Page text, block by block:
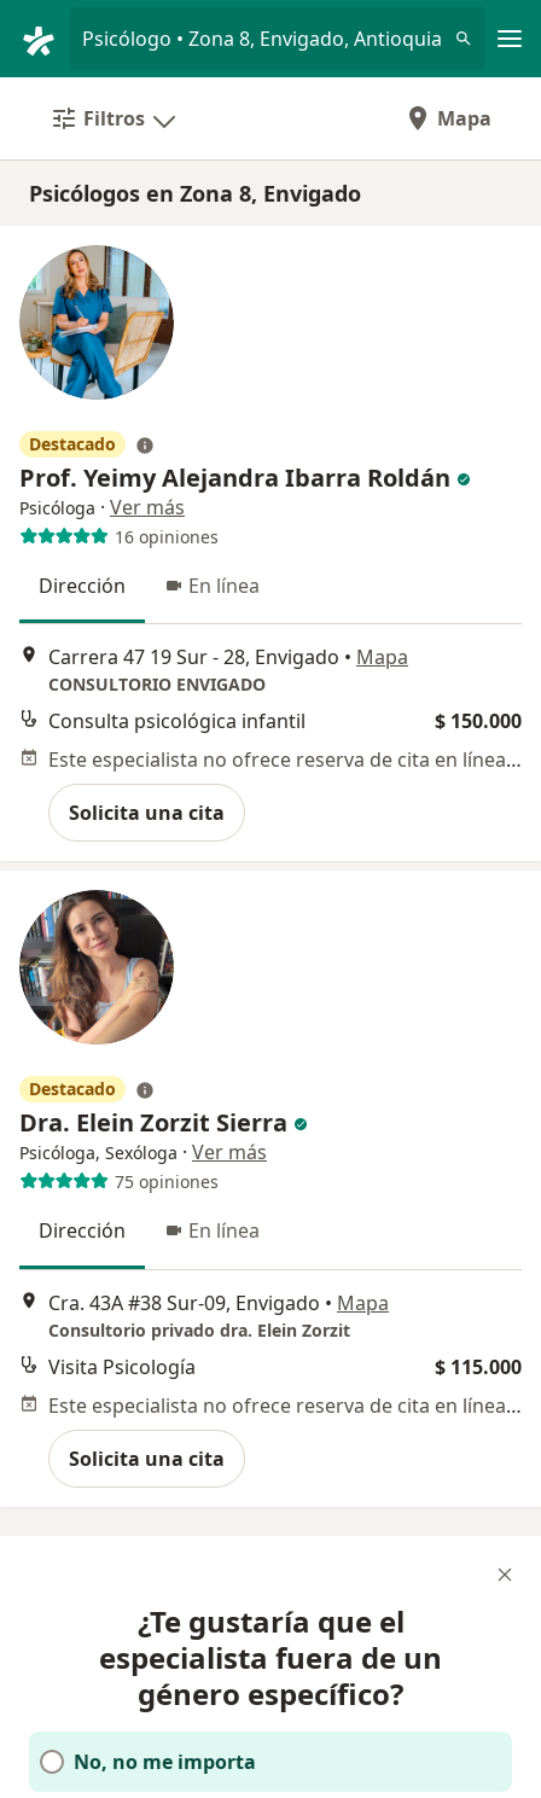
Psicólogo • Zona 8, Envigado, Antioquia
Filtros Mapa
Psicólogos en Zona 8, Envigado
Destacado
Prof. Yeimy Alejandra Ibarra Roldán
Psicóloga · Ver más
16 opiniones
Dirección En línea
Carrera 47 19 Sur - 28, Envigado • Mapa
CONSULTORIO ENVIGADO
Consulta psicológica infantil
$ 150.000
Este especialista no ofrece reserva de cita en línea en esta dirección.
Solicita una cita
Destacado
Dra. Elein Zorzit Sierra
Psicóloga, Sexóloga · Ver más
75 opiniones
Dirección En línea
Cra. 43A #38 Sur-09, Envigado • Mapa
Consultorio privado dra. Elein Zorzit
Visita Psicología
$ 115.000
Este especialista no ofrece reserva de cita en línea en esta dirección.
Solicita una cita
¿Te gustaría que el
especialista fuera de un
género específico?
No, no me importa